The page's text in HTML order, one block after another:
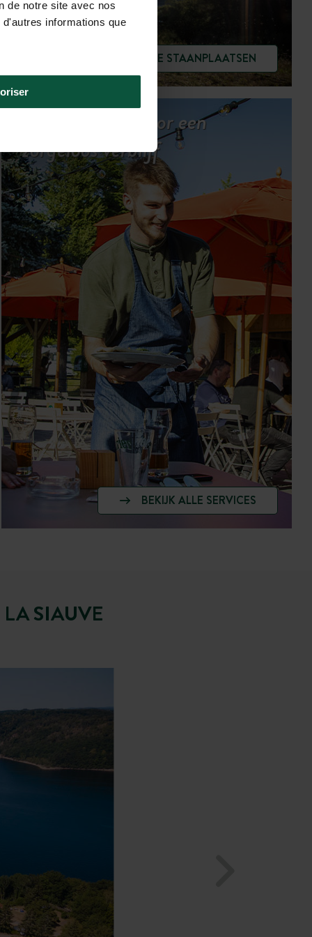
de notre site avec nos
informations que
BEKIJK DE STAANPLAATSEN
Onze services voor een
zorgeloos verblijf
BEKIJK ALLE SERVICES
SIAUVE